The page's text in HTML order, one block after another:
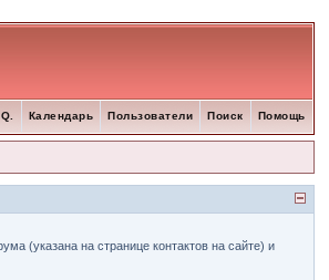
Помощь
Поиск
Пользователи
Календарь
(указана на странице контактов на сайте) и